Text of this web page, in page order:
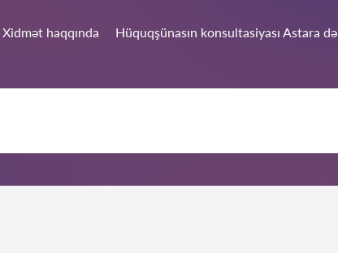
Xidmət haqqında Hüquqşünasın konsultasiyası Astara də